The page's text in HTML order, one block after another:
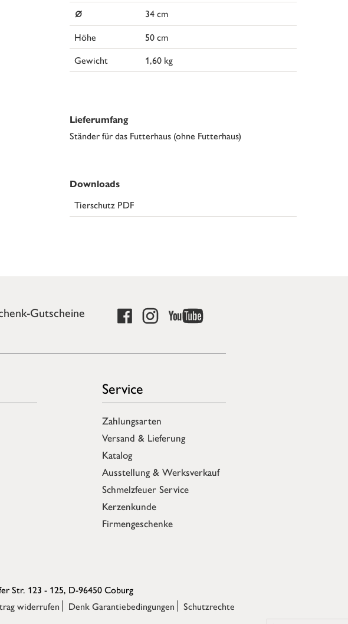
⌀
34 cm
Höhe
50 cm
Gewicht
1,60 kg
Lieferumfang
Ständer für das Futterhaus (ohne Futterhaus)
Downloads
Tierschutz PDF
Gutscheine
Service
Zahlungsarten
Versand & Lieferung
Katalog
Ausstellung & Werksverkauf
Schmelzfeuer Service
Kerzenkunde
Firmengeschenke
Str. 123 - 125, D-96450 Coburg
widerrufen Denk Garantiebedingungen Schutzrechte